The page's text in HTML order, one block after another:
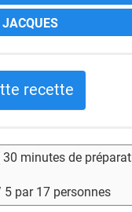
recette
30 minutes de
par 17 personnes